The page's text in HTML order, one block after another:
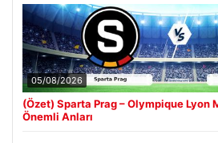
05/08/2026
(Özet) Sparta Prag – Olympique Lyon
Önemli Anları